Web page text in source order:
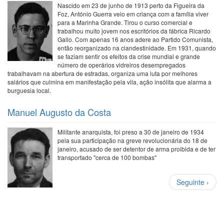
Nascido em 23 de junho de 1913 perto da Figueira da
Foz, António Guerra veio em criança com a família viver
para a Marinha Grande. Tirou o curso comercial e
trabalhou muito jovem nos escritórios da fábrica Ricardo
Gallo. Com apenas 16 anos adere ao Partido Comunista,
então reorganizado na clandestinidade. Em 1931, quando
se faziam sentir os efeitos da crise mundial e grande
número de operários vidreiros desempregados
trabalhavam na abertura de estradas, organiza uma luta por melhores
salários que culmina em manifestação pela vila, ação insólita que alarma a
burguesia local.
Manuel Augusto da Costa
Militante anarquista, foi preso a 30 de janeiro de 1934
pela sua participação na greve revolucionária do 18 de
janeiro, acusado de ser detentor de arma proibida e de ter
transportado "cerca de 100 bombas"
Paginação
Próxima
página
Seguinte ›